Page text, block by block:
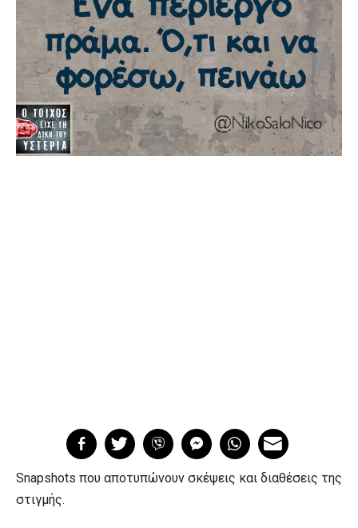
Snapshots που αποτυπώνουν σκέψεις και διαθέσεις της
στιγμής.